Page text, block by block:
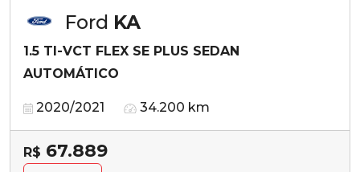
Ford KA
1.5 TI-VCT FLEX SE PLUS SEDAN
AUTOMÁTICO
2020/2021 34.200 km
R$ 67.889